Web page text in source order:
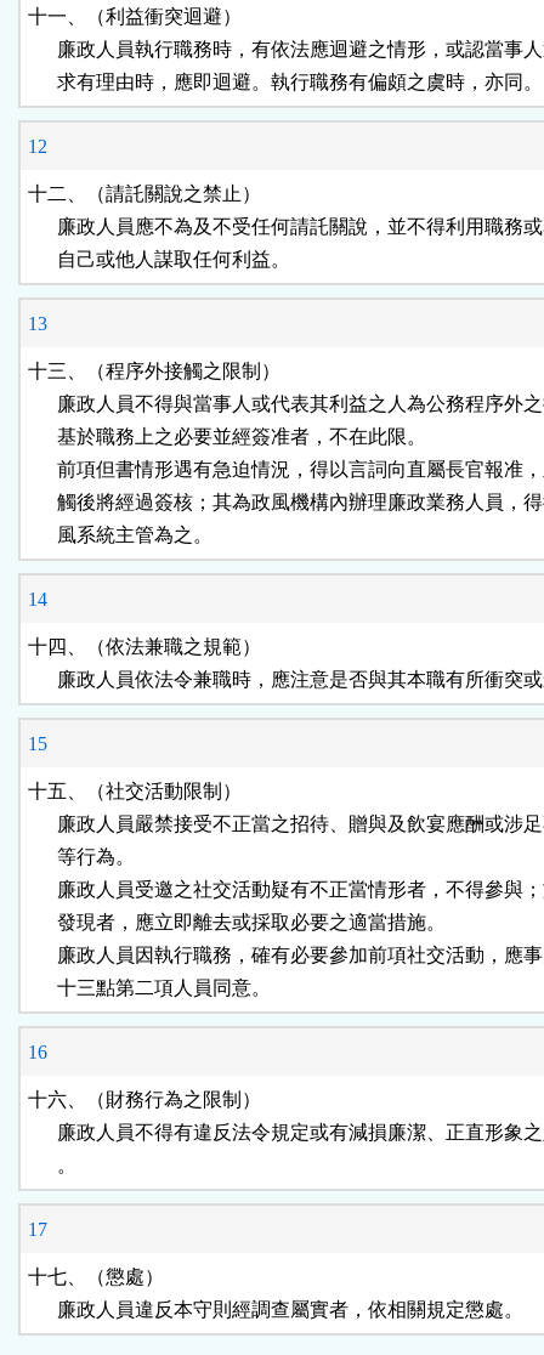
十一、（利益衝突迴避）
廉政人員執行職務時，有依法應迴避之情形，或認當事
      求有理由時，應即迴避。執行職務有偏頗之虞時，亦同。
12
十二、（請託關說之禁止）
廉政人員應不為及不受任何請託關說，並不得利用職務
      自己或他人謀取任何利益。
13
十三、（程序外接觸之限制）
廉政人員不得與當事人或代表其利益之人為公務程序外
      基於職務上之必要並經簽准者，不在此限。
前項但書情形遇有急迫情況，得以言詞向直屬長官報准
觸後將經過簽核；其為政風機構內辦理廉政業務人員，
      風系統主管為之。
14
十四、（依法兼職之規範）
廉政人員依法令兼職時，應注意是否與其本職有所衝突
15
十五、（社交活動限制）
廉政人員嚴禁接受不正當之招待、贈與及飲宴應酬或涉
      等行為。
廉政人員受邀之社交活動疑有不正當情形者，不得參與
      發現者，應立即離去或採取必要之適當措施。
廉政人員因執行職務，確有必要參加前項社交活動，應
      十三點第二項人員同意。
16
十六、（財務行為之限制）
廉政人員不得有違反法令規定或有減損廉潔、正直形象
      。
17
十七、（懲處）
      廉政人員違反本守則經調查屬實者，依相關規定懲處。